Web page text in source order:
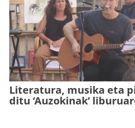
Literatura, musika eta
ditu ‘Auzokinak’